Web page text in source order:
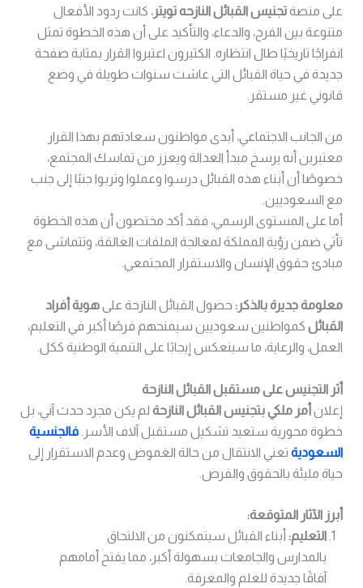
على منصةتجنيس القبائل النازحه تويتر، كانت ردود الأفعال
متنوعة بين الفرح، والدعاء، والتأكيد على أن هذه الخطوة تمثل
انفراجًا تاريخيًا طال انتظاره. الكثيرون اعتبروا القرار بمثابة صفحة
جديدة في حياة القبائل التي عاشت سنوات طويلة في وضع
قانوني غير مستقر.
من الجانب الاجتماعي، أبدى مواطنون سعادتهم بهذا القرار
معتبرين أنه يرسخ مبدأ العدالة ويعزز من تماسك المجتمع،
خصوصًا أن أبناء هذه القبائل درسوا وعملوا وتربوا جنبًا إلى جنب
مع السعوديين.
أما على المستوى الرسمي، فقد أكد مختصون أن هذه الخطوة
تأتي ضمن رؤية المملكة لمعالجة الملفات العالقة، وتتماشى مع
مبادئ حقوق الإنسان والاستقرار المجتمعي.
معلومة جديرة بالذكر: حصول القبائل النازحة علىهوية أفراد
القبائلكمواطنين سعوديين سيمنحهم فرصًا أكبر في التعليم،
العمل، والرعاية، ما سينعكس إيجابًا على التنمية الوطنية ككل.
أثر التجنيس على مستقبل القبائل النازحة
إعلان أمر ملكي بتجنيس القبائل النازحةلم يكن مجرد حدث آني، بل
خطوة محورية ستعيد تشكيل مستقبل آلاف الأسر. فالجنسية
السعودية تعني الانتقال من حالة الغموض وعدم الاستقرار إلى
حياة مليئة بالحقوق والفرص.
أبرز الآثار المتوقعة:
التعليم: أبناء القبائل سيتمكنون من الالتحاق
بالمدارس والجامعات بسهولة أكبر، مما يفتح أمامهم
آفاقًا جديدة للعلم والمعرفة.